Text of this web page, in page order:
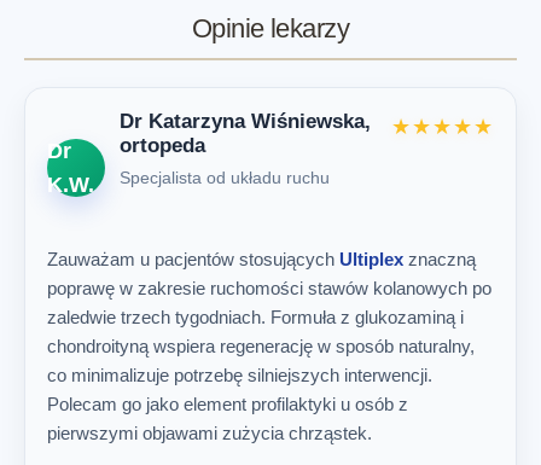
Opinie lekarzy
Dr
K.W.
Dr Katarzyna Wiśniewska,
ortopeda
Specjalista od układu ruchu
★★★★★
Zauważam u pacjentów stosujących Ultiplex znaczną
poprawę w zakresie ruchomości stawów kolanowych po
zaledwie trzech tygodniach. Formuła z glukozaminą i
chondroityną wspiera regenerację w sposób naturalny,
co minimalizuje potrzebę silniejszych interwencji.
Polecam go jako element profilaktyki u osób z
pierwszymi objawami zużycia chrząstek.